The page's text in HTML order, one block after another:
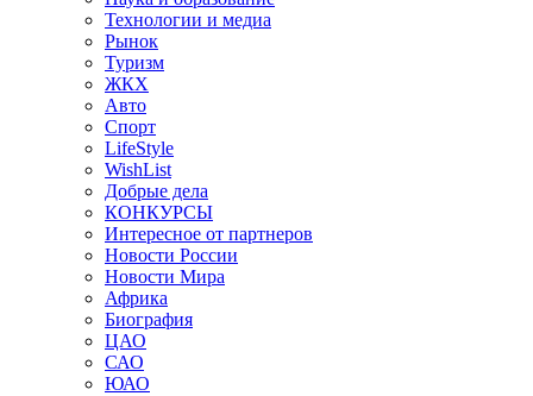
Технологии и медиа
Рынок
Туризм
ЖКХ
Авто
Спорт
LifeStyle
WishList
Добрые дела
КОНКУРСЫ
Интересное от партнеров
Новости России
Новости Мира
Африка
Биография
ЦАО
САО
ЮАО